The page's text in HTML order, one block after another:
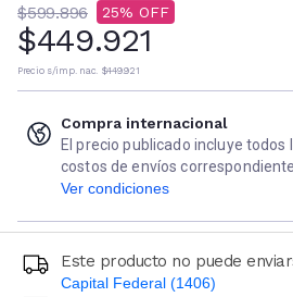
$599.896 25
$449.921
Precio s/imp. nac. $449.921
Compra internacional
El precio publicado incluye
costos de envíos
Ver condiciones
Este producto no puede
Capital Federal (1406)